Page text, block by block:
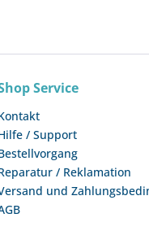
Service
/ Support
/ Reklamation
und